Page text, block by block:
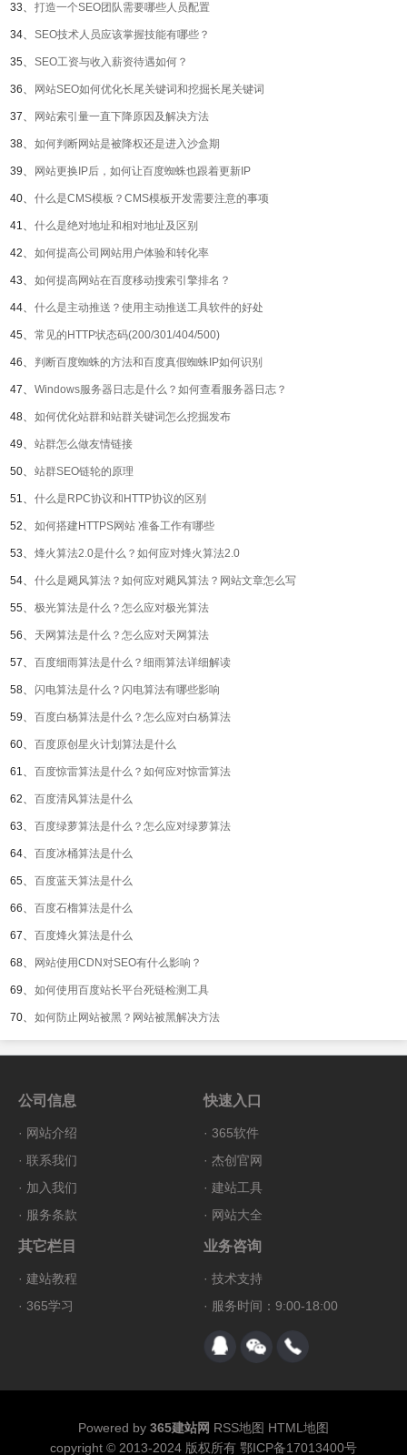
33、 打造一个SEO团队需要哪些人员配置
34、 SEO技术人员应该掌握技能有哪些？
35、 SEO工资与收入薪资待遇如何？
36、 网站SEO如何优化长尾关键词和挖掘长尾关键词
37、 网站索引量一直下降原因及解决方法
38、 如何判断网站是被降权还是进入沙盒期
39、 网站更换IP后，如何让百度蜘蛛也跟着更新IP
40、 什么是CMS模板？CMS模板开发需要注意的事项
41、 什么是绝对地址和相对地址及区别
42、 如何提高公司网站用户体验和转化率
43、 如何提高网站在百度移动搜索引擎排名？
44、 什么是主动推送？使用主动推送工具软件的好处
45、 常见的HTTP状态码(200/301/404/500)
46、 判断百度蜘蛛的方法和百度真假蜘蛛IP如何识别
47、 Windows服务器日志是什么？如何查看服务器日志？
48、 如何优化站群和站群关键词怎么挖掘发布
49、 站群怎么做友情链接
50、 站群SEO链轮的原理
51、 什么是RPC协议和HTTP协议的区别
52、 如何搭建HTTPS网站 准备工作有哪些
53、 烽火算法2.0是什么？如何应对烽火算法2.0
54、 什么是飓风算法？如何应对飓风算法？网站文章怎么写
55、 极光算法是什么？怎么应对极光算法
56、 天网算法是什么？怎么应对天网算法
57、 百度细雨算法是什么？细雨算法详细解读
58、 闪电算法是什么？闪电算法有哪些影响
59、 百度白杨算法是什么？怎么应对白杨算法
60、 百度原创星火计划算法是什么
61、 百度惊雷算法是什么？如何应对惊雷算法
62、 百度清风算法是什么
63、 百度绿萝算法是什么？怎么应对绿萝算法
64、 百度冰桶算法是什么
65、 百度蓝天算法是什么
66、 百度石榴算法是什么
67、 百度烽火算法是什么
68、 网站使用CDN对SEO有什么影响？
69、 如何使用百度站长平台死链检测工具
70、 如何防止网站被黑？网站被黑解决方法
公司信息
· 网站介绍
· 联系我们
· 加入我们
· 服务条款
快速入口
· 365软件
· 杰创官网
· 建站工具
· 网站大全
其它栏目
· 建站教程
· 365学习
业务咨询
· 技术支持
· 服务时间：9:00-18:00
Powered by 365建站网 RSS地图 HTML地图
copyright © 2013-2024 版权所有 鄂ICP备17013400号